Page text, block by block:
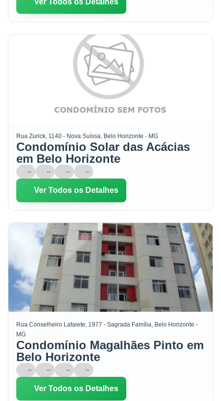
Ver Todos os Detalhes
Rua Zurick, 1140 - Nova Suíssa, Belo Horizonte - MG
Condomínio Solar das Acácias
em Belo Horizonte
-- -- -- --
Ver Todos os Detalhes
Rua Conselheiro Lafaiete, 1977 - Sagrada Família, Belo Horizonte -
MG
Condomínio Magalhães Pinto em
Belo Horizonte
-- -- -- --
Ver Todos os Detalhes